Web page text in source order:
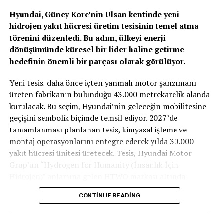
Sport ile Yere Basıyor
Türkiye’nin otomobiliTOGG T10Xgibi yüksek tork
değerlerine sahip elektrikli araçlarda, lastiğin zemine
tutunma kabiliyeti çok daha kritiktir.E-carturkiyeekibi
olarak bizzat deneyimlediğimizPetlas Snowmaster 2
Sport, performans odaklı yapısıyla elektrikli araçların
Hyundai, Güney Kore’nin Ulsan kentinde yeni
hidrojen yakıt hücresi üretim tesisinin temel atma
törenini düzenledi. Bu adım, ülkeyi enerji
dönüşümünde küresel bir lider haline getirme
hedefinin önemli bir parçası olarak görülüyor.
Yeni tesis, daha önce içten yanmalı motor şanzımanı
üreten fabrikanın bulunduğu 43.000 metrekarelik alanda
kurulacak. Bu seçim, Hyundai’nin geleceğin mobilitesine
geçişini sembolik biçimde temsil ediyor. 2027’de
tamamlanması planlanan tesis, kimyasal işleme ve
montaj operasyonlarını entegre ederek yılda 30.000
yakıt hücresi ünitesi üretecek. Tesis, Hyundai Motor
Grup’un “Hydrogen for Humanity (İnsanlık İçin
faaliyet gösterecek.
CONTINUE READING